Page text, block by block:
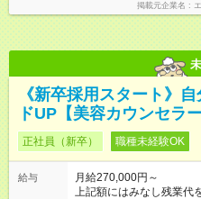
掲載元企業名
《新卒採用スタート》
ドUP【美容カウンセラー
正社員（新卒） 職種未経験OK
給与
月給270,000円～
上記額にはみなし残業代